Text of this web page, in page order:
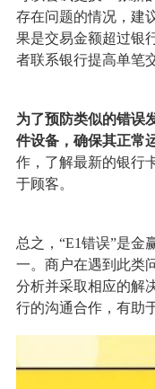
存在问题的情况，建
果是交易金额超过银
者联系银行提高单笔
为了预防类似的错误
件设备，确保其正常
作，了解最新的银行
于顾客。
总之，“E1错误”是金
一。商户在遇到此类
分析并采取相应的解
行的沟通合作，有助